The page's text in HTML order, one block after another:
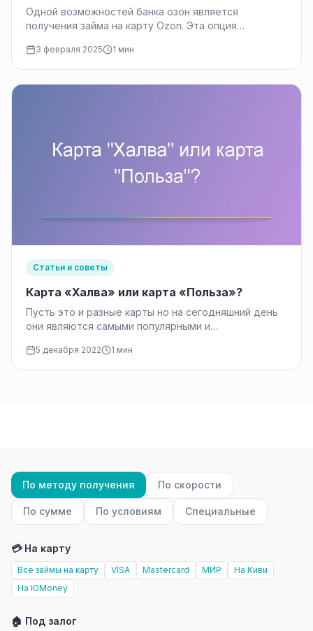
Одной возможностей банка озон является
получения займа на карту Ozon. Эта опция
денег…
3 февраля 2025 1 мин
Статьи и советы
Карта «Халва» или карта «Польза»?
Пусть это и разные карты но на сегодняшний день
они являются самыми популярными и
5 декабря 2022 1 мин
По методу получения По скорости
По сумме По условиям Специальные
💳 На карту
Все займы на карту VISA Mastercard МИР
На Киви
На ЮMoney
🏠 Под залог